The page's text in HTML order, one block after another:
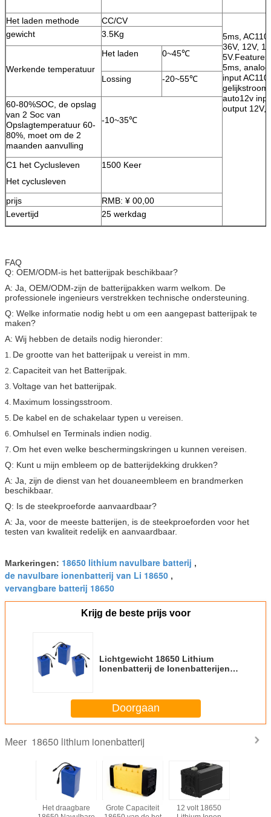
Het laden methode
CC/CV
5ms,
36V, 12V,
5ms,
input
auto12v
output 12V,
gewicht 3.5Kg
Werkende temperatuur
Het laden 0~45℃
Lossing -20~55℃
60-80%SOC, de opslag
van 2 Soc van
Opslagtemperatuur 60-
80%, moet om de 2
maanden aanvulling
-10~35℃
C1 het Cyclusleven
Het cyclusleven
1500 Keer
prijs
RMB: ¥ 00,00
Levertijd
25 werkdag
FAQ
Q: OEM/ODM-is het batterijpak beschikbaar?
A: Ja, OEM/ODM-zijn de batterijpakken warm welkom. De
professionele ingenieurs verstrekken technische ondersteuning.
Q: Welke informatie nodig hebt u om een aangepast batterijpak te
maken?
A: Wij hebben de details nodig hieronder:
1. De grootte van het batterijpak u vereist in mm.
2. Capaciteit van het Batterijpak.
3. Voltage van het batterijpak.
4. Maximum lossingsstroom.
5. De kabel en de schakelaar typen u vereisen.
6. Omhulsel en Terminals indien nodig.
7. Om het even welke beschermingskringen u kunnen vereisen.
Q: Kunt u mijn embleem op de batterijdekking drukken?
A: Ja, zijn de dienst van het douaneembleem en brandmerken
beschikbaar.
Q: Is de steekproeforde aanvaardbaar?
A: Ja, voor de meeste batterijen, is de steekproeforden voor het
testen van kwaliteit redelijk en aanvaardbaar.
Markeringen: 18650 lithium navulbare batterij ,
de navulbare ionenbatterij van Li 18650 ,
vervangbare batterij 18650
Krijg de beste prijs voor
Lichtgewicht 18650 Lithium
Ionenbatterij de Ionenbatterijen
Doorgaan
Meer 18650 lithium ionenbatterij
Het draagbare
Grote Capaciteit
12 volt 18650